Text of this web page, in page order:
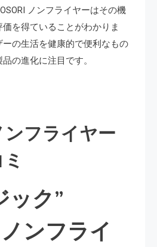
ノンフライヤーはその機
を得ていることがわかりま
の生活を健康的で便利なもの
の進化に注目です。
ンフライヤー
ック”
ンフライ